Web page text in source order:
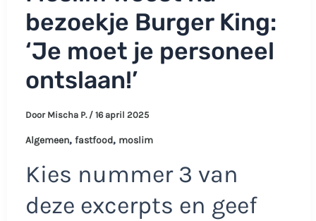
bezoekje Burger King:
‘Je moet je personeel
ontslaan!’
Door Mischa P. / 16 april 2025
Algemeen, fastfood, moslim
Kies nummer 3 van
deze excerpts en geef